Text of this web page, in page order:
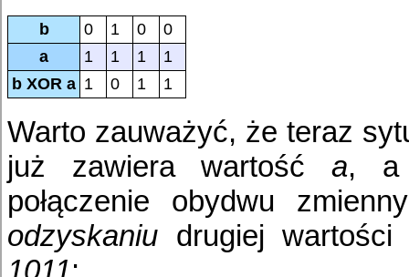
b 0 1 0
0
a
1 1 1
1
b XOR a 1 0 1 1
Warto zauważyć, że teraz
już zawiera wartość a, a
połączenie obydwu
odzyskaniu drugiej